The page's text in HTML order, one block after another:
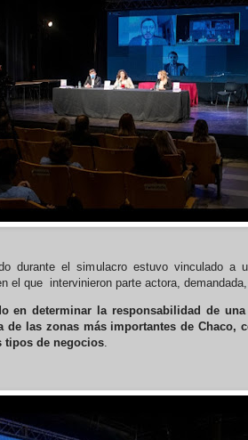
durante el simulacro estuvo vinculado a
el que intervinieron parte actora,
en determinar la responsabilidad de
de las zonas más importantes de Chaco,
tipos de negocios